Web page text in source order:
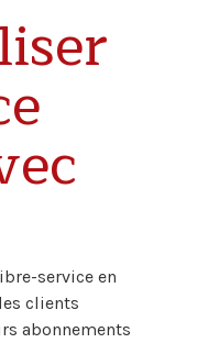
service en
clients
abonnements